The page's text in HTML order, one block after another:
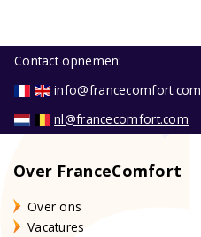
Contact opnemen:
info@francecomfort.com
nl@francecomfort.com
Over FranceComfort
Over ons
Vacatures